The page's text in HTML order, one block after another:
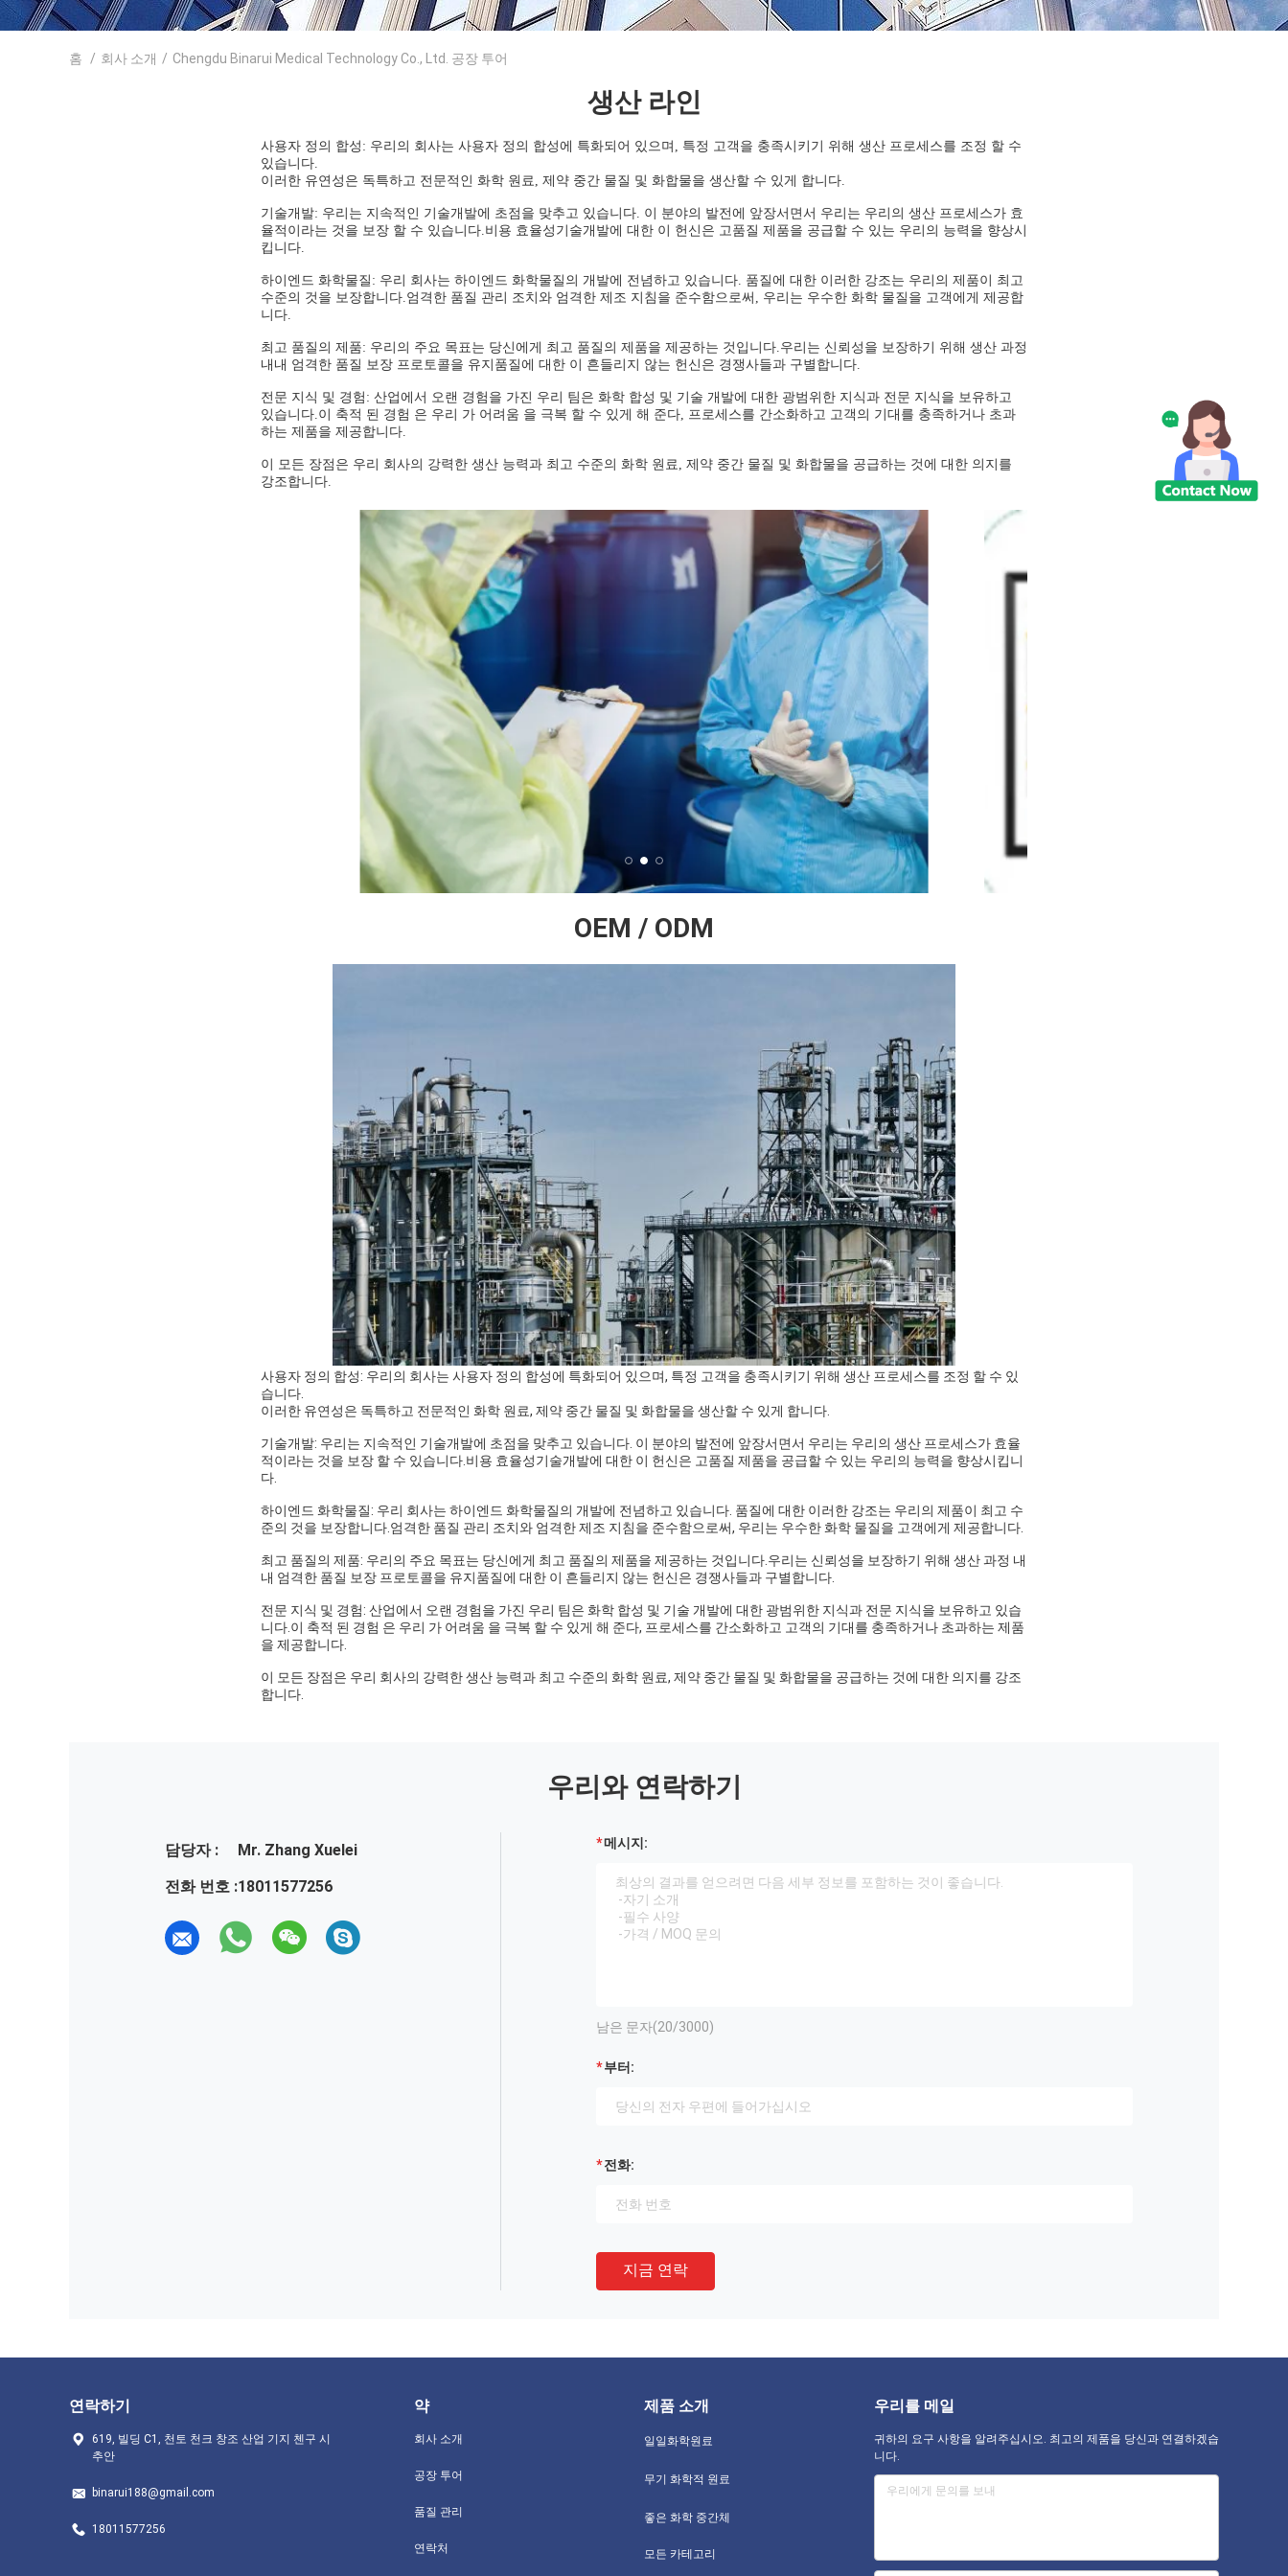
홈 / 회사 소개 / Chengdu Binarui Medical Technology Co., Ltd. 공장 투어
생산 라인
사용자 정의 합성: 우리의 회사는 사용자 정의 합성에 특화되어 있으며, 특정 고객을 충족시키기 위해 생산 프로세스를 조정 할 수
있습니다.
이러한 유연성은 독특하고 전문적인 화학 원료, 제약 중간 물질 및 화합물을 생산할 수 있게 합니다.
기술개발: 우리는 지속적인 기술개발에 초점을 맞추고 있습니다. 이 분야의 발전에 앞장서면서 우리는 우리의 생산 프로세스가 효
율적이라는 것을 보장 할 수 있습니다.비용 효율성기술개발에 대한 이 헌신은 고품질 제품을 공급할 수 있는 우리의 능력을 향상시
킵니다.
하이엔드 화학물질: 우리 회사는 하이엔드 화학물질의 개발에 전념하고 있습니다. 품질에 대한 이러한 강조는 우리의 제품이 최고
수준의 것을 보장합니다.엄격한 품질 관리 조치와 엄격한 제조 지침을 준수함으로써, 우리는 우수한 화학 물질을 고객에게 제공합
니다.
최고 품질의 제품: 우리의 주요 목표는 당신에게 최고 품질의 제품을 제공하는 것입니다.우리는 신뢰성을 보장하기 위해 생산 과정
내내 엄격한 품질 보장 프로토콜을 유지품질에 대한 이 흔들리지 않는 헌신은 경쟁사들과 구별합니다.
전문 지식 및 경험: 산업에서 오랜 경험을 가진 우리 팀은 화학 합성 및 기술 개발에 대한 광범위한 지식과 전문 지식을 보유하고
있습니다.이 축적 된 경험 은 우리 가 어려움 을 극복 할 수 있게 해 준다, 프로세스를 간소화하고 고객의 기대를 충족하거나 초과
하는 제품을 제공합니다.
이 모든 장점은 우리 회사의 강력한 생산 능력과 최고 수준의 화학 원료, 제약 중간 물질 및 화합물을 공급하는 것에 대한 의지를
강조합니다.
OEM / ODM
사용자 정의 합성: 우리의 회사는 사용자 정의 합성에 특화되어 있으며, 특정 고객을 충족시키기 위해 생산 프로세스를 조정 할 수 있
습니다.
이러한 유연성은 독특하고 전문적인 화학 원료, 제약 중간 물질 및 화합물을 생산할 수 있게 합니다.
기술개발: 우리는 지속적인 기술개발에 초점을 맞추고 있습니다. 이 분야의 발전에 앞장서면서 우리는 우리의 생산 프로세스가 효율
적이라는 것을 보장 할 수 있습니다.비용 효율성기술개발에 대한 이 헌신은 고품질 제품을 공급할 수 있는 우리의 능력을 향상시킵니
다.
하이엔드 화학물질: 우리 회사는 하이엔드 화학물질의 개발에 전념하고 있습니다. 품질에 대한 이러한 강조는 우리의 제품이 최고 수
준의 것을 보장합니다.엄격한 품질 관리 조치와 엄격한 제조 지침을 준수함으로써, 우리는 우수한 화학 물질을 고객에게 제공합니다.
최고 품질의 제품: 우리의 주요 목표는 당신에게 최고 품질의 제품을 제공하는 것입니다.우리는 신뢰성을 보장하기 위해 생산 과정 내
내 엄격한 품질 보장 프로토콜을 유지품질에 대한 이 흔들리지 않는 헌신은 경쟁사들과 구별합니다.
전문 지식 및 경험: 산업에서 오랜 경험을 가진 우리 팀은 화학 합성 및 기술 개발에 대한 광범위한 지식과 전문 지식을 보유하고 있습
니다.이 축적 된 경험 은 우리 가 어려움 을 극복 할 수 있게 해 준다, 프로세스를 간소화하고 고객의 기대를 충족하거나 초과하는 제품
을 제공합니다.
이 모든 장점은 우리 회사의 강력한 생산 능력과 최고 수준의 화학 원료, 제약 중간 물질 및 화합물을 공급하는 것에 대한 의지를 강조
합니다.
우리와 연락하기
담당자 :
Mr. Zhang Xuelei
전화 번호 :18011577256
메시지:
남은 문자(20/3000)
부터:
전화:
지금 연락
연락하기
619, 빌딩 C1, 천토 천크 창조 산업 기지 첸구 시
추안
binarui188@gmail.com
18011577256
약
회사 소개
공장 투어
품질 관리
연락처
제품 소개
일일화학원료
무기 화학적 원료
좋은 화학 중간체
모든 카테고리
우리를 메일
귀하의 요구 사항을 알려주십시오. 최고의 제품을 당신과 연결하겠습
니다.